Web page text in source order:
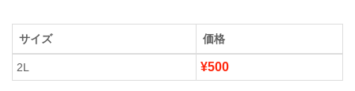
サイズ 価格
2L ¥500